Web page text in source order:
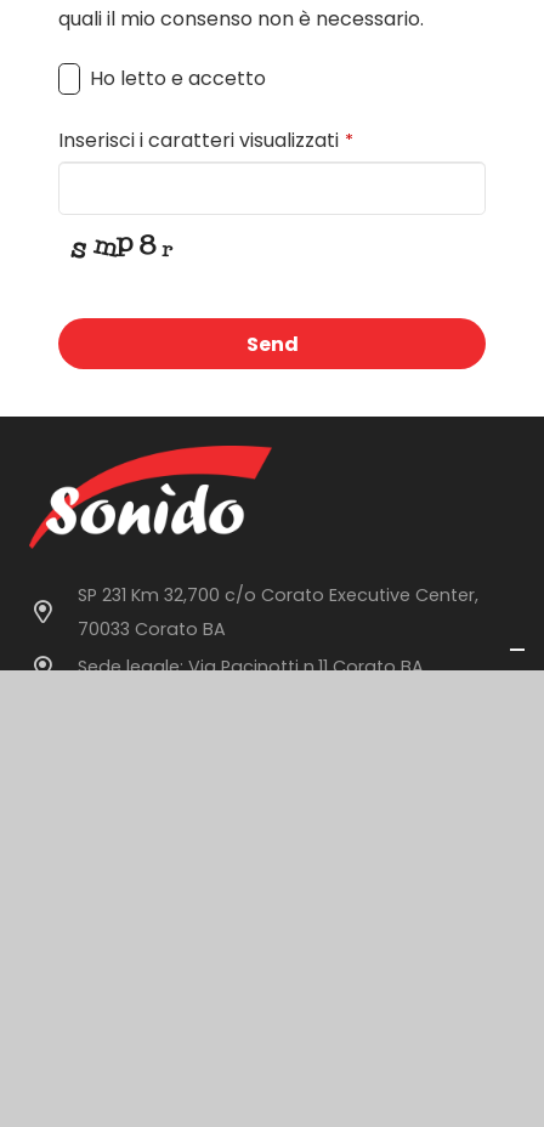
quali il mio consenso non è necessario.
Ho letto e accetto
Inserisci i caratteri visualizzati *
Send
should
be
left
SP 231 Km 32,700 c/o Corato Executive Center,
70033 Corato BA
Sede legale: Via Pacinotti n.11 Corato BA